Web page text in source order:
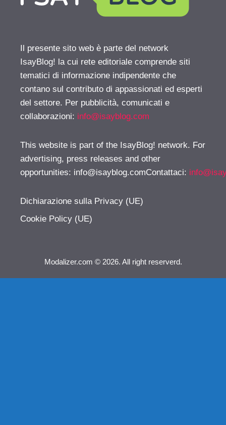
Il presente sito web è parte del network
IsayBlog! la cui rete editoriale comprende siti
tematici di informazione indipendente che
contano sul contributo di appassionati ed esperti
del settore. Per pubblicità, comunicati e
collaborazioni: info@isayblog.com
This website is part of the IsayBlog! network. For
advertising, press releases and other
opportunities: info@isayblog.comContattaci:
Dichiarazione sulla Privacy (UE)
Cookie Policy (UE)
Modalizer.com © 2026. All right reserverd.